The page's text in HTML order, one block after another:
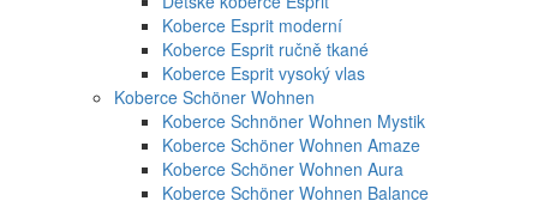
Koberce Esprit moderní
Koberce Esprit ručně tkané
Koberce Esprit vysoký vlas
Koberce Schöner Wohnen
Koberce Schnöner Wohnen Mystik
Koberce Schöner Wohnen Amaze
Koberce Schöner Wohnen Aura
Koberce Schöner Wohnen Balance